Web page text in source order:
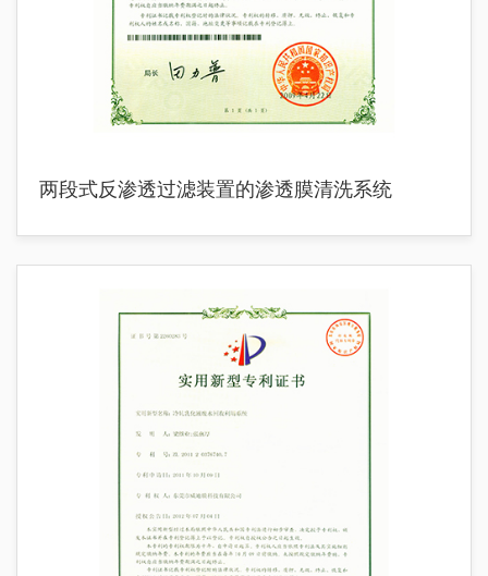
两段式反渗透过滤装置的渗透膜清洗系统